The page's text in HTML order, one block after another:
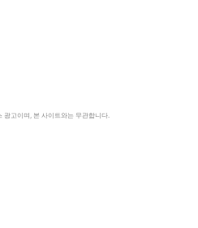
광고이며, 본 사이트와는 무관합니다.